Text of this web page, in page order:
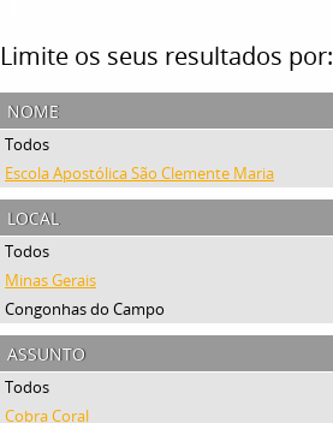
Limite os seus resultados por:
nome
Todos
Escola Apostólica São Clemente Maria
local
Todos
Minas Gerais
Congonhas do Campo
assunto
Todos
Cobra Coral